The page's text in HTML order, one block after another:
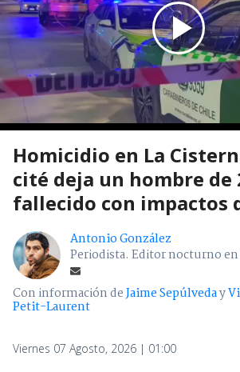
Homicidio en La
cité deja un hombre de
fallecido con impactos
Antonio González
Periodista. Editor nocturno
Con información deJaime Sepúlveday
Petit-Laurent
Viernes 07 Agosto, 2026 | 01:00